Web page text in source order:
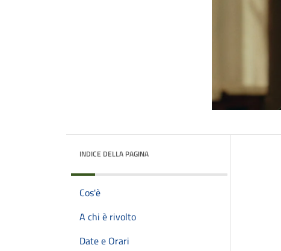
INDICE DELLA PAGINA
Cos'è
A chi è rivolto
Date e Orari